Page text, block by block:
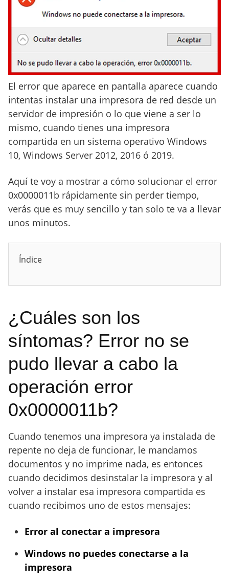
El error que aparece en pantalla aparece cuando
intentas instalar una impresora de red desde un
servidor de impresión o lo que viene a ser lo
mismo, cuando tienes una impresora
compartida en un sistema operativo Windows
10, Windows Server 2012, 2016 ó 2019.
Aquí te voy a mostrar a cómo solucionar el error
0x0000011b rápidamente sin perder tiempo,
verás que es muy sencillo y tan solo te va a llevar
unos minutos.
Índice
¿Cuáles son los
síntomas? Error no se
pudo llevar a cabo la
operación error
0x0000011b?
Cuando tenemos una impresora ya instalada de
repente no deja de funcionar, le mandamos
documentos y no imprime nada, es entonces
cuando decidimos desinstalar la impresora y al
volver a instalar esa impresora compartida es
cuando recibimos uno de estos mensajes:
Error al conectar a impresora
Windows no puedes conectarse a la
impresora